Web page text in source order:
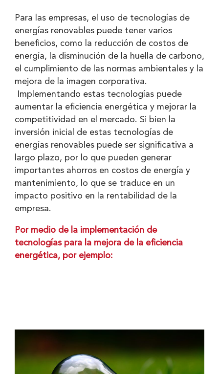
Para las empresas, el uso de tecnologías de
energías renovables puede tener varios
beneficios, como la reducción de costos de
energía, la disminución de la huella de carbono,
el cumplimiento de las normas ambientales y la
mejora de la imagen corporativa.
Implementando estas tecnologías puede
aumentar la eficiencia energética y mejorar la
competitividad en el mercado. Si bien la
inversión inicial de estas tecnologías de
energías renovables puede ser significativa a
largo plazo, por lo que pueden generar
importantes ahorros en costos de energía y
mantenimiento, lo que se traduce en un
impacto positivo en la rentabilidad de la
empresa.
Por medio de la implementación de
tecnologías para la mejora de la eficiencia
energética, por ejemplo: